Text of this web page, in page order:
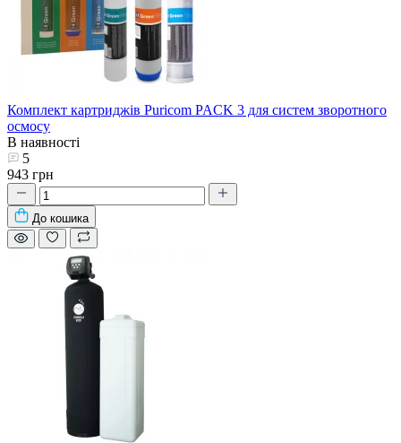
Комплект картриджів Puricom PACK 3 для систем зворотного
осмосу
В наявності
5
943 грн
До кошика